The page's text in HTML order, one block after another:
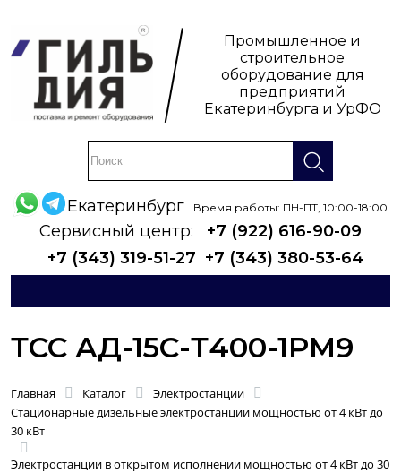
Промышленное и
строительное
оборудование для
предприятий
Екатеринбурга и УрФО
Екатеринбург Время работы: ПН-ПТ, 10:00-18:00
Сервисный центр:
+7 (922) 616-90-09
+7 (343) 319-51-27 +7 (343) 380-53-64
ТСС АД-15С-Т400-1РМ9
Главная Каталог
Электростанции
Стационарные дизельные электростанции мощностью от 4 кВт до
30 кВт
Электростанции в открытом исполнении мощностью от 4 кВт до 30